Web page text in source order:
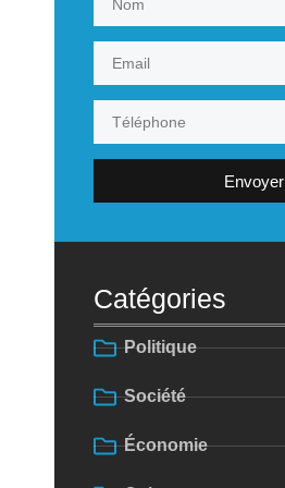
Envoyer
Catégories
Politique
Société
Économie